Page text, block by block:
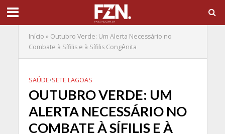
Início » Outubro Verde: Um Alerta Necessário no
Combate à Sífilis e à Sífilis Congênita
SAÚDE•SETE LAGOAS
OUTUBRO VERDE: UM
ALERTA NECESSÁRIO NO
COMBATE À SÍFILIS E À